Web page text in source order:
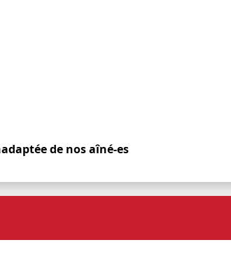
de nos aîné-es